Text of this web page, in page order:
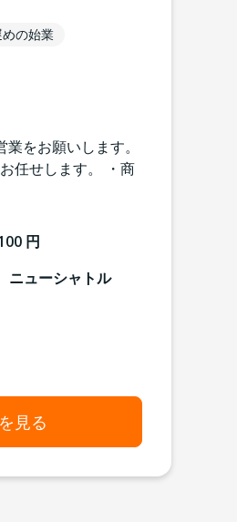
の始業
をお願いします。
任せします。 ・商
円
ニューシャトル
見る